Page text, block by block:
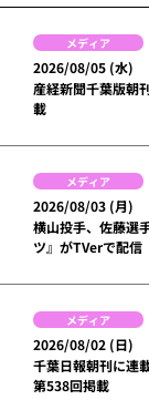
メディア
2026/08/05 (水)
産経新聞千葉版朝
載
メディア
2026/08/03 (月)
横山投手、佐藤選
ツ』がTVerで配信
メディア
2026/08/02 (日)
千葉日報朝刊に連
第538回掲載